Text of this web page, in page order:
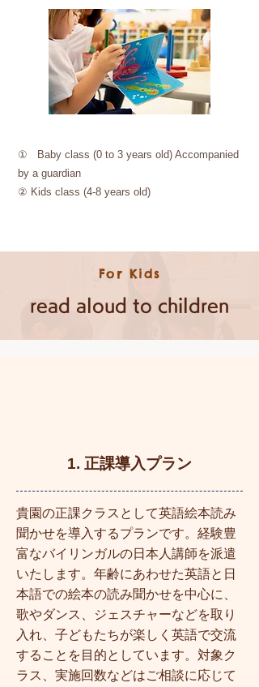
① Baby class (0 to 3 years old) Accompanied
by a guardian
② Kids class (4-8 years old)
For Kids
read aloud to children
1. 正課導入プラン
貴園の正課クラスとして英語絵本読み
聞かせを導入するプランです。経験豊
富なバイリンガルの日本人講師を派遣
いたします。年齢にあわせた英語と日
本語での絵本の読み聞かせを中心に、
歌やダンス、ジェスチャーなどを取り
入れ、子どもたちが楽しく英語で交流
することを目的としています。対象ク
ラス、実施回数などはご相談に応じて